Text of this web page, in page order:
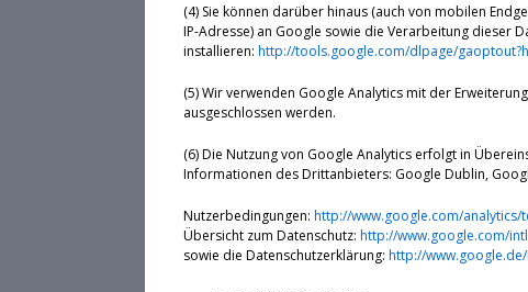
(4) Sie können darüber hinaus (auch von mobilen
IP-Adresse) an Google sowie die Verarbeitung dieser
installieren: http://tools.google.com/dlpage/
(5) Wir verwenden Google Analytics mit der
ausgeschlossen werden.
(6) Die Nutzung von Google Analytics erfolgt in
Informationen des Drittanbieters: Google Dublin,
Nutzerbedingungen: http://www.google.com/analytics/
Übersicht zum Datenschutz: http://www.google.com/
sowie die Datenschutzerklärung: http://